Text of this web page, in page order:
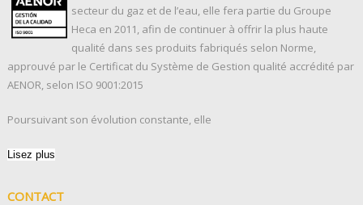
secteur du gaz et de l’eau, elle fera partie du Groupe
Heca en 2011, afin de continuer à offrir la plus haute
qualité dans ses produits fabriqués selon Norme,
approuvé par le Certificat du Système de Gestion qualité accrédité par
AENOR, selon ISO 9001:2015
Poursuivant son évolution constante, elle
Lisez plus
CONTACT